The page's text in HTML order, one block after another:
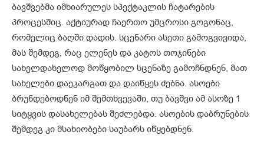
ბავშვებმა იმხიარულეს სპექტაკლის ჩატარების
პროცესშიც. აქტიურად ჩაერთო უმცროსი გოგონაც,
რომელიც ბაღში დადის. სცენარი ასეთი გამოგვივიდა,
მას შემდეგ, რაც ელენეს და კატოს თოჯინები
სახელდახელოდ მოწყობილ სცენაზე გამოჩნდნენ, მათ
სახელები დაეკარგათ და დაიწყეს ძებნა. ასოები
ბრუნდებოდნენ იმ შემთხვევაში, თუ ბავშვი ამ ასოზე 1
სიტყვის დასახელებას შეძლებდა. ასოების დაბრუნების
შემდეგ კი მსახიობები საუბარს იწყებდნენ.